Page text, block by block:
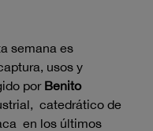
semana es
usos y
por Benito
catedrático de
en los últimos